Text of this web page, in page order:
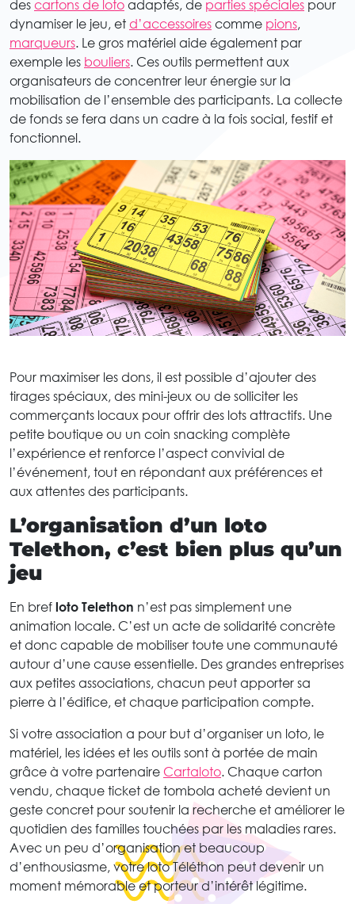
des cartons de loto adaptés, de parties spéciales pour
dynamiser le jeu, et d’accessoires comme pions,
marqueurs. Le gros matériel aide également par
exemple les bouliers. Ces outils permettent aux
organisateurs de concentrer leur énergie sur la
mobilisation de l’ensemble des participants. La collecte
de fonds se fera dans un cadre à la fois social, festif et
fonctionnel.
Pour maximiser les dons, il est possible d’ajouter des
tirages spéciaux, des mini-jeux ou de solliciter les
commerçants locaux pour offrir des lots attractifs. Une
petite boutique ou un coin snacking complète
l’expérience et renforce l’aspect convivial de
l’événement, tout en répondant aux préférences et
aux attentes des participants.
L’organisation d’un loto
Telethon, c’est bien plus qu’un
jeu
En bref loto Telethon n’est pas simplement une
animation locale. C’est un acte de solidarité concrète
et donc capable de mobiliser toute une communauté
autour d’une cause essentielle. Des grandes entreprises
aux petites associations, chacun peut apporter sa
pierre à l’édifice, et chaque participation compte.
Si votre association a pour but d’organiser un loto, le
matériel, les idées et les outils sont à portée de main
grâce à votre partenaire Cartaloto. Chaque carton
vendu, chaque ticket de tombola acheté devient un
geste concret pour soutenir la recherche et améliorer le
quotidien des familles touchées par les maladies rares.
Avec un peu d’organisation et beaucoup
d’enthousiasme, votre loto Téléthon peut devenir un
moment mémorable et porteur d’intérêt légitime.